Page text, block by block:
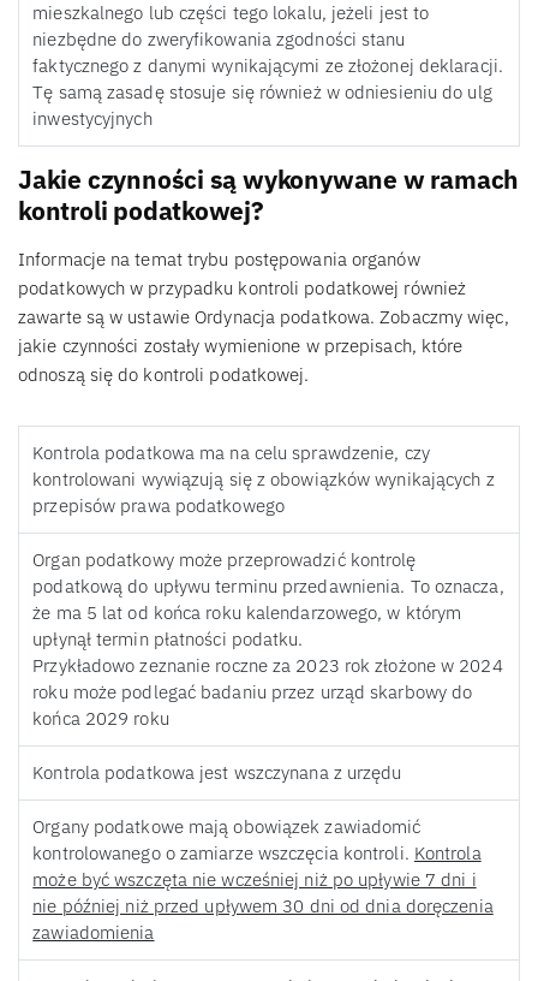
mieszkalnego lub części tego lokalu, jeżeli jest to
niezbędne do zweryfikowania zgodności stanu
faktycznego z danymi wynikającymi ze złożonej deklaracji.
Tę samą zasadę stosuje się również w odniesieniu do ulg
inwestycyjnych
Jakie czynności są wykonywane w ramach
kontroli podatkowej?
Informacje na temat trybu postępowania organów
podatkowych w przypadku kontroli podatkowej również
zawarte są w ustawie Ordynacja podatkowa. Zobaczmy więc,
jakie czynności zostały wymienione w przepisach, które
odnoszą się do kontroli podatkowej.
Kontrola podatkowa ma na celu sprawdzenie, czy
kontrolowani wywiązują się z obowiązków wynikających z
przepisów prawa podatkowego
Organ podatkowy może przeprowadzić kontrolę
podatkową do upływu terminu przedawnienia. To oznacza,
że ma 5 lat od końca roku kalendarzowego, w którym
upłynął termin płatności podatku.
Przykładowo zeznanie roczne za 2023 rok złożone w 2024
roku może podlegać badaniu przez urząd skarbowy do
końca 2029 roku
Kontrola podatkowa jest wszczynana z urzędu
Organy podatkowe mają obowiązek zawiadomić
kontrolowanego o zamiarze wszczęcia kontroli. Kontrola
może być wszczęta nie wcześniej niż po upływie 7 dni i
nie później niż przed upływem 30 dni od dnia doręczenia
zawiadomienia